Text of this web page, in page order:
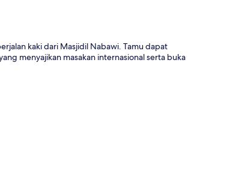
kaki dari Masjidil Nabawi. Tamu dapat
menyajikan masakan internasional serta buka